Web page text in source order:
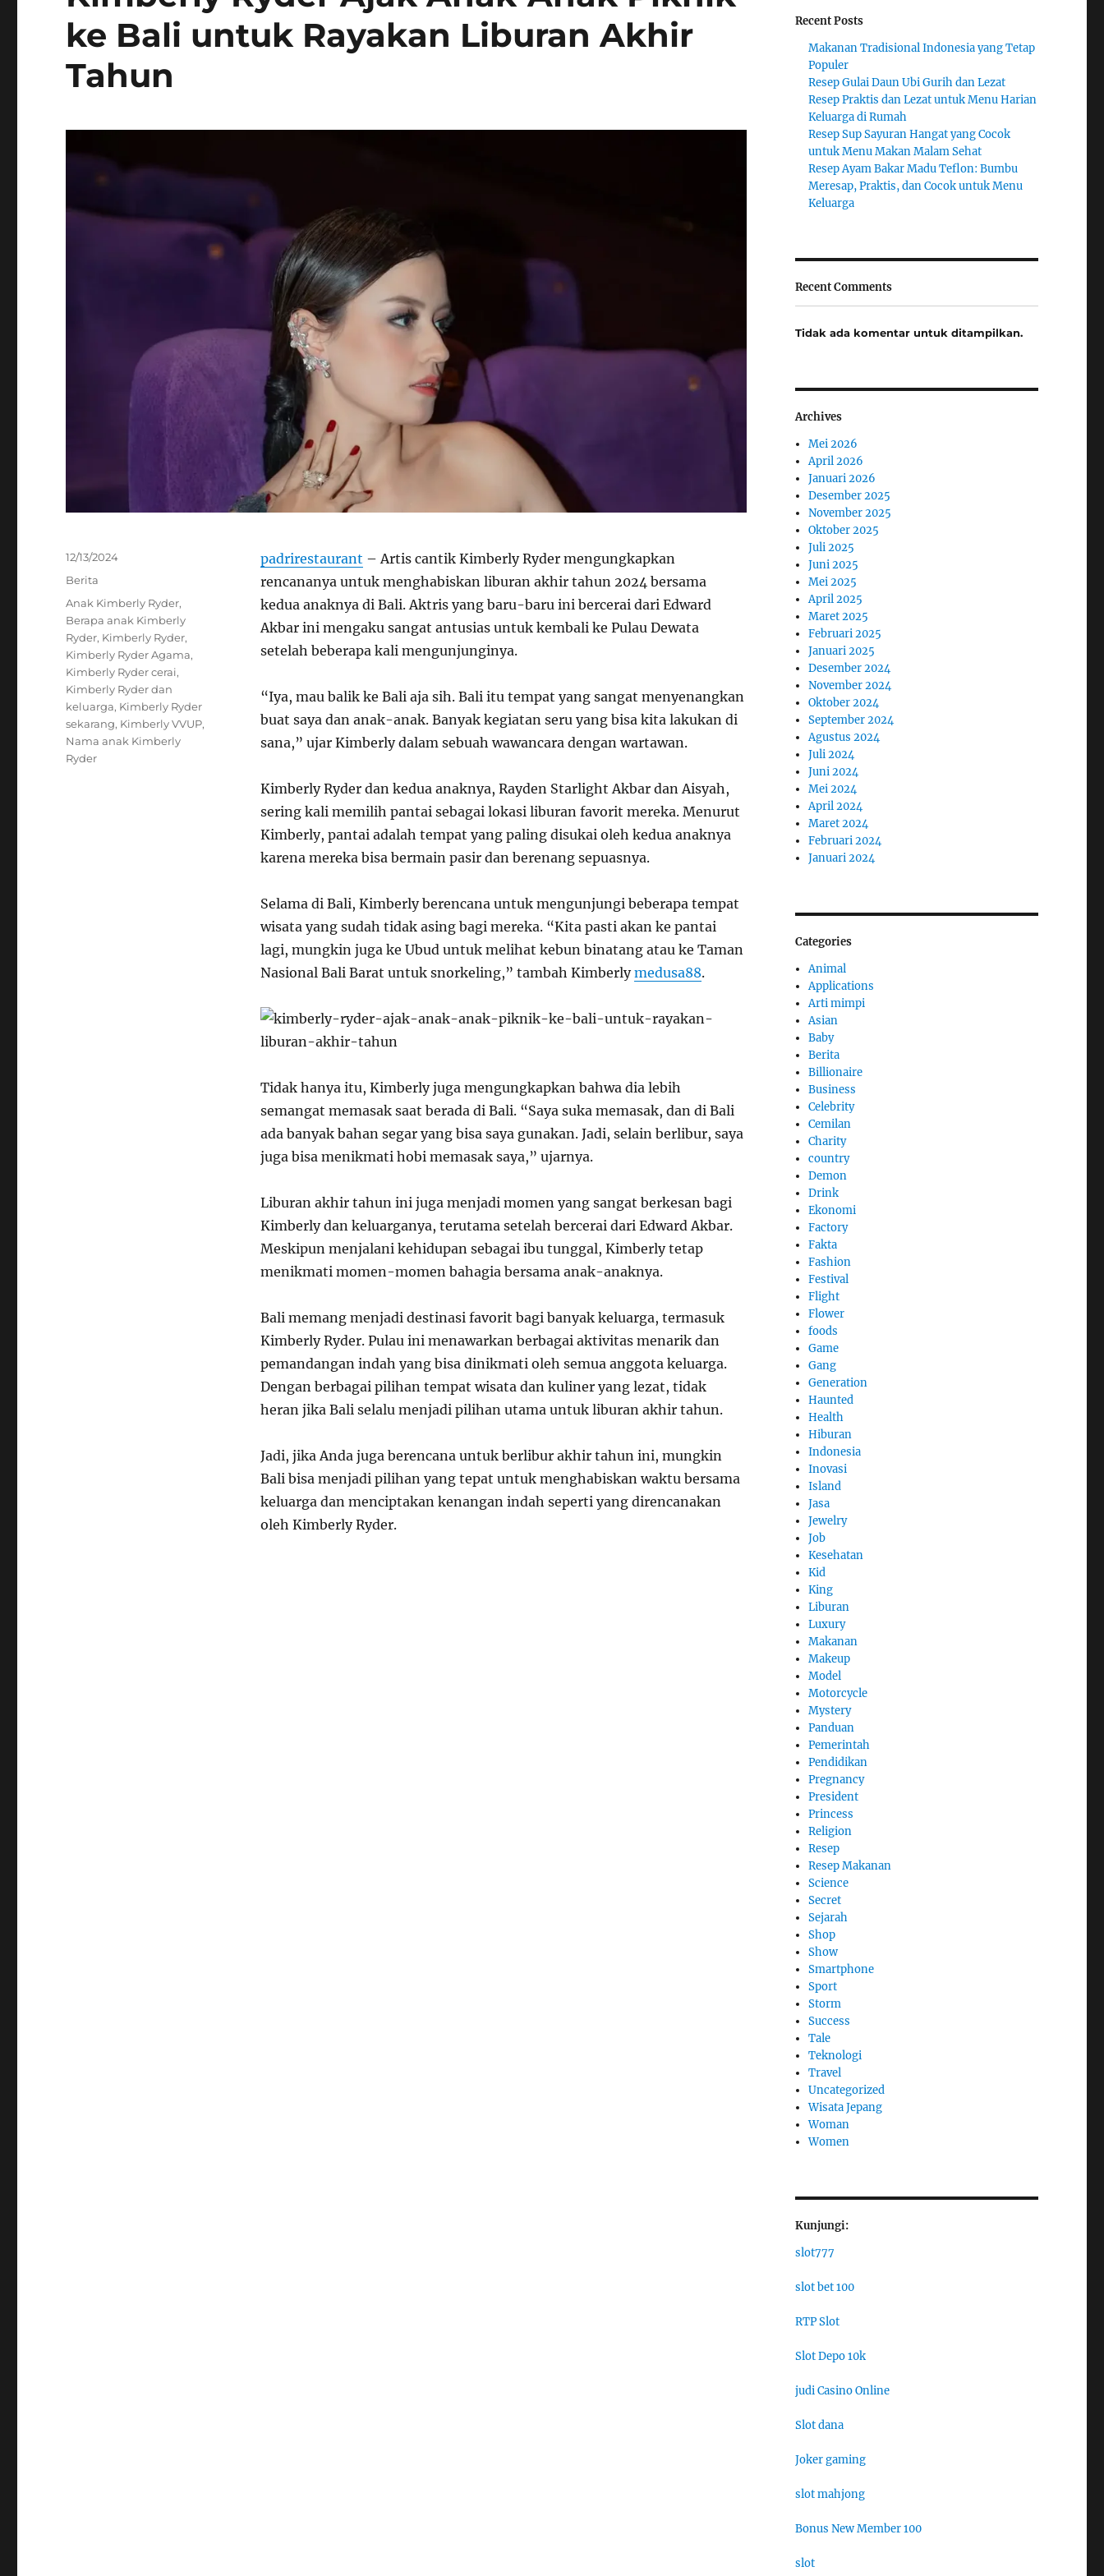
ke Bali untuk Rayakan Liburan Akhir
Tahun
padrirestaurant – Artis cantik Kimberly Ryder mengungkapkan
rencananya untuk menghabiskan liburan akhir tahun 2024 bersama
kedua anaknya di Bali. Aktris yang baru-baru ini bercerai dari Edward
Akbar ini mengaku sangat antusias untuk kembali ke Pulau Dewata
setelah beberapa kali mengunjunginya.
“Iya, mau balik ke Bali aja sih. Bali itu tempat yang sangat menyenangkan
buat saya dan anak-anak. Banyak kegiatan seru yang bisa kita lakukan di
sana,” ujar Kimberly dalam sebuah wawancara dengan wartawan.
Kimberly Ryder dan kedua anaknya, Rayden Starlight Akbar dan Aisyah,
sering kali memilih pantai sebagai lokasi liburan favorit mereka. Menurut
Kimberly, pantai adalah tempat yang paling disukai oleh kedua anaknya
karena mereka bisa bermain pasir dan berenang sepuasnya.
Selama di Bali, Kimberly berencana untuk mengunjungi beberapa tempat
wisata yang sudah tidak asing bagi mereka. “Kita pasti akan ke pantai
lagi, mungkin juga ke Ubud untuk melihat kebun binatang atau ke Taman
Nasional Bali Barat untuk snorkeling,” tambah Kimberlymedusa88.
Tidak hanya itu, Kimberly juga mengungkapkan bahwa dia lebih
semangat memasak saat berada di Bali. “Saya suka memasak, dan di Bali
ada banyak bahan segar yang bisa saya gunakan. Jadi, selain berlibur, saya
juga bisa menikmati hobi memasak saya,” ujarnya.
Liburan akhir tahun ini juga menjadi momen yang sangat berkesan bagi
Kimberly dan keluarganya, terutama setelah bercerai dari Edward Akbar.
Meskipun menjalani kehidupan sebagai ibu tunggal, Kimberly tetap
menikmati momen-momen bahagia bersama anak-anaknya.
Bali memang menjadi destinasi favorit bagi banyak keluarga, termasuk
Kimberly Ryder. Pulau ini menawarkan berbagai aktivitas menarik dan
pemandangan indah yang bisa dinikmati oleh semua anggota keluarga.
Dengan berbagai pilihan tempat wisata dan kuliner yang lezat, tidak
heran jika Bali selalu menjadi pilihan utama untuk liburan akhir tahun.
Jadi, jika Anda juga berencana untuk berlibur akhir tahun ini, mungkin
Bali bisa menjadi pilihan yang tepat untuk menghabiskan waktu bersama
keluarga dan menciptakan kenangan indah seperti yang direncanakan
oleh Kimberly Ryder.
Posted
12/13/2024
Categories
Berita
Tags
Anak Kimberly Ryder,
Berapa anak Kimberly
Ryder, Kimberly Ryder,
Kimberly Ryder Agama,
Kimberly Ryder cerai,
Kimberly Ryder dan
keluarga, Kimberly Ryder
sekarang, Kimberly VVUP,
Nama anak Kimberly
Ryder
Recent Posts
Makanan Tradisional Indonesia yang Tetap
Populer
Resep Gulai Daun Ubi Gurih dan Lezat
Resep Praktis dan Lezat untuk Menu Harian
Keluarga di Rumah
Resep Sup Sayuran Hangat yang Cocok
untuk Menu Makan Malam Sehat
Resep Ayam Bakar Madu Teflon: Bumbu
Meresap, Praktis, dan Cocok untuk Menu
Keluarga
Recent Comments
Tidak ada komentar untuk ditampilkan.
Archives
Mei 2026
April 2026
Januari 2026
Desember 2025
November 2025
Oktober 2025
Juli 2025
Juni 2025
Mei 2025
April 2025
Maret 2025
Februari 2025
Januari 2025
Desember 2024
November 2024
Oktober 2024
September 2024
Agustus 2024
Juli 2024
Juni 2024
Mei 2024
April 2024
Maret 2024
Februari 2024
Januari 2024
Categories
Animal
Applications
Arti mimpi
Asian
Baby
Berita
Billionaire
Business
Celebrity
Cemilan
Charity
country
Demon
Drink
Ekonomi
Factory
Fakta
Fashion
Festival
Flight
Flower
foods
Game
Gang
Generation
Haunted
Health
Hiburan
Indonesia
Inovasi
Island
Jasa
Jewelry
Job
Kesehatan
Kid
King
Liburan
Luxury
Makanan
Makeup
Model
Motorcycle
Mystery
Panduan
Pemerintah
Pendidikan
Pregnancy
President
Princess
Religion
Resep
Resep Makanan
Science
Secret
Sejarah
Shop
Show
Smartphone
Sport
Storm
Success
Tale
Teknologi
Travel
Uncategorized
Wisata Jepang
Woman
Women
Kunjungi:
slot777
slot bet 100
RTP Slot
Slot Depo 10k
judi Casino Online
Slot dana
Joker gaming
slot mahjong
Bonus New Member 100
slot